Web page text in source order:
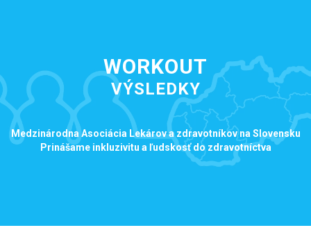
WORKOUT
VÝSLEDKY
Medzinárodna Asociácia Lekárov a zdravotníkov na Slovensku
Prinášame inkluzivitu a ľudskosť do zdravotníctva